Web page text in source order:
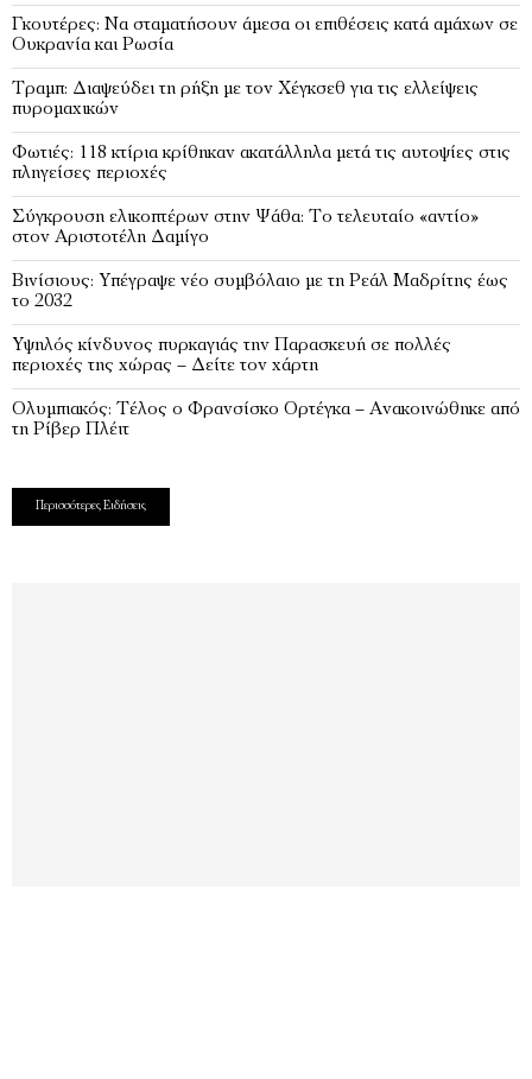
Γκουτέρες: Να σταματήσουν άμεσα οι επιθέσεις κατά αμάχων σε
Ουκρανία και Ρωσία
Τραμπ: Διαψεύδει τη ρήξη με τον Χέγκσεθ για τις ελλείψεις
πυρομαχικών
Φωτιές: 118 κτίρια κρίθηκαν ακατάλληλα μετά τις αυτοψίες στις
πληγείσες περιοχές
Σύγκρουση ελικοπτέρων στην Ψάθα: Tο τελευταίο «αντίο»
στον Αριστοτέλη Δαμίγο
Βινίσιους: Υπέγραψε νέο συμβόλαιο με τη Ρεάλ Μαδρίτης έως
το 2032
Υψηλός κίνδυνος πυρκαγιάς την Παρασκευή σε πολλές
περιοχές της χώρας – Δείτε τον χάρτη
Ολυμπιακός: Τέλος ο Φρανσίσκο Ορτέγκα – Ανακοινώθηκε από
τη Ρίβερ Πλέιτ
Περισσότερες Ειδήσεις